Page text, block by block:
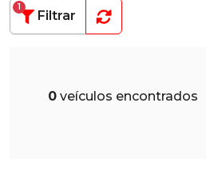
Filtrar
1
0 veículos encontrados